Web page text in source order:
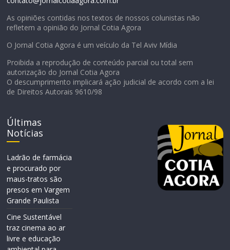
As opiniões contidas nos textos de nossos colunistas não
refletem a opinião do Jornal Cotia Agora
O Jornal Cotia Agora é um veículo da Tel Aviv Mídia
Proibida a reprodução de conteúdo parcial ou total sem
autorização do Jornal Cotia Agora
O descumprimento implicará ação judicial de acordo com a lei
de Direitos Autorais 9610/98
Últimas
Notícias
Ladrão de farmácia
e procurado por
maus-tratos são
presos em Vargem
Grande Paulista
Cine Sustentável
traz cinema ao ar
livre e educação